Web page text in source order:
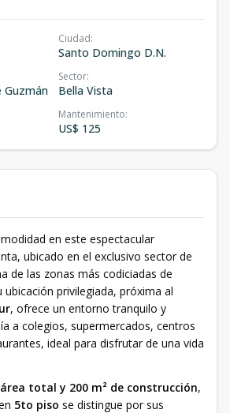
Ciudad:
Santo Domingo D.N.
Guzmán
Sector:
Bella Vista
Mantenimiento:
US$ 125
en este espectacular
ubicado en el exclusivo sector de
de las zonas más codiciadas de
ubicación privilegiada, próxima al
, ofrece un entorno tranquilo y
a colegios, supermercados, centros
ideal para disfrutar de una vida
área total y 200 m² de construcción,
5to piso se distingue por sus